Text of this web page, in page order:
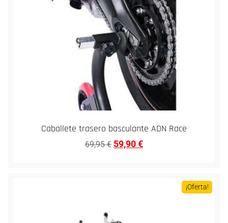
Caballete trasero basculante ADN Race
69,95€ 59,90€
¡Oferta!